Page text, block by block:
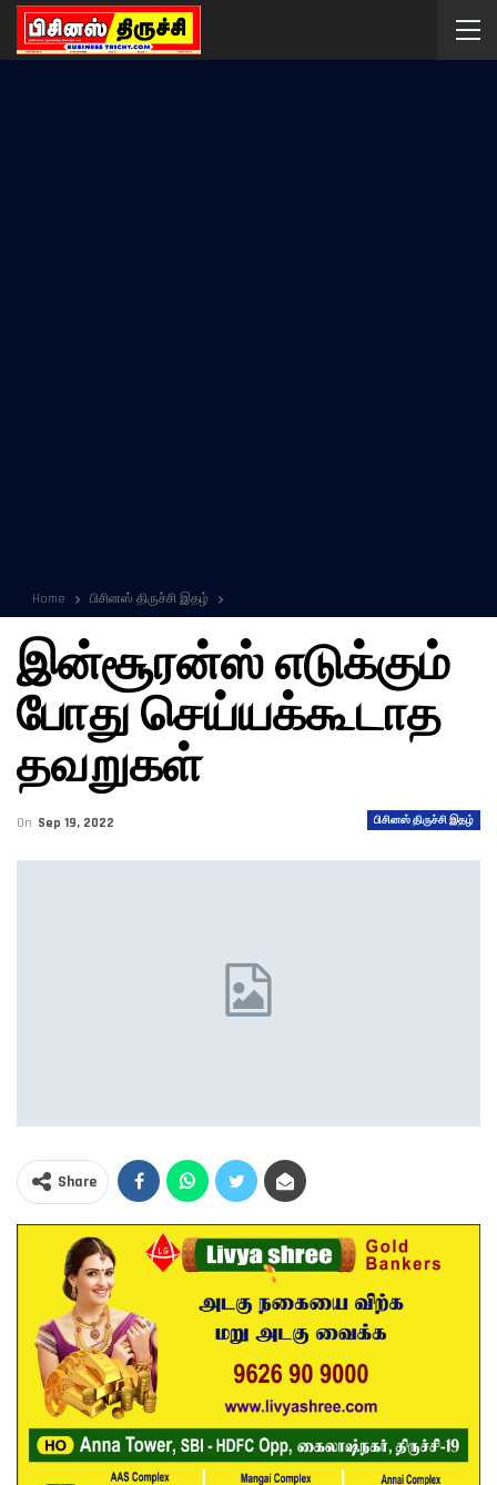
Home பிசினஸ் திருச்சி இதழ்
இன்சூரன்ஸ் எடுக்கும்
போது செய்யக்கூடாத
தவறுகள்
பிசினஸ் திருச்சி இதழ்
On Sep 19, 2022
Share